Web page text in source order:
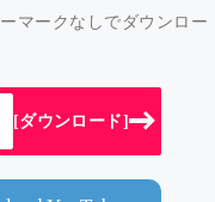
マークなしでダウンロー
[ダウンロード]